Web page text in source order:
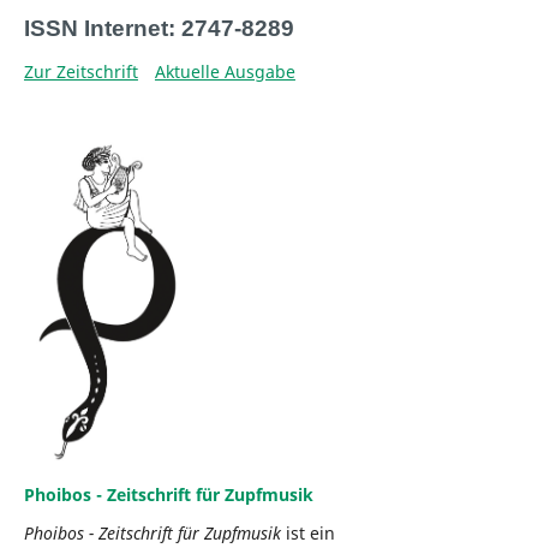
ISSN Internet: 2747-8289
Zur Zeitschrift Aktuelle Ausgabe
Phoibos - Zeitschrift für Zupfmusik
Phoibos - Zeitschrift für Zupfmusikist ein